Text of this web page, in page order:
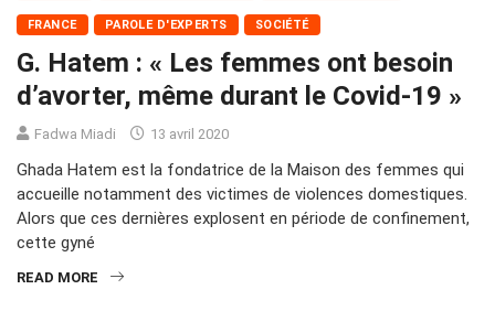
FRANCE PAROLE D'EXPERTS SOCIÉTÉ
G. Hatem : « Les femmes ont besoin
d’avorter, même durant le Covid-19 »
Fadwa Miadi 13 avril 2020
Ghada Hatem est la fondatrice de la Maison des femmes qui
accueille notamment des victimes de violences domestiques.
Alors que ces dernières explosent en période de confinement,
cette gyné
READ MORE